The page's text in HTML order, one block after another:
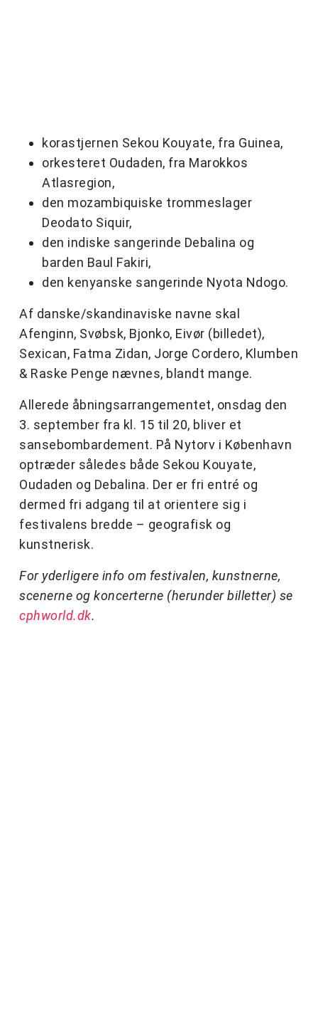
korastjernen Sekou Kouyate, fra Guinea,
orkesteret Oudaden, fra Marokkos
Atlasregion,
den mozambiquiske trommeslager
Deodato Siquir,
den indiske sangerinde Debalina og
barden Baul Fakiri,
den kenyanske sangerinde Nyota Ndogo.
Af danske/skandinaviske navne skal
Afenginn, Svøbsk, Bjonko, Eivør (billedet),
Sexican, Fatma Zidan, Jorge Cordero, Klumben
& Raske Penge nævnes, blandt mange.
Allerede åbningsarrangementet, onsdag den
3. september fra kl. 15 til 20, bliver et
sansebombardement. På Nytorv i København
optræder således både Sekou Kouyate,
Oudaden og Debalina. Der er fri entré og
dermed fri adgang til at orientere sig i
festivalens bredde – geografisk og
kunstnerisk.
For yderligere info om festivalen, kunstnerne,
scenerne og koncerterne (herunder billetter) se
cphworld.dk.